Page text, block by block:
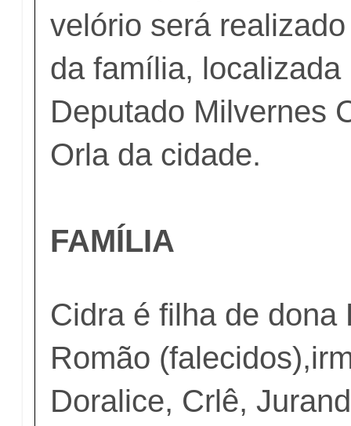
velório será
da família, localizada
Deputado Milvernes
Orla da cidade.
FAMÍLIA
Cidra é filha de
Romão
Doralice, Crlê,